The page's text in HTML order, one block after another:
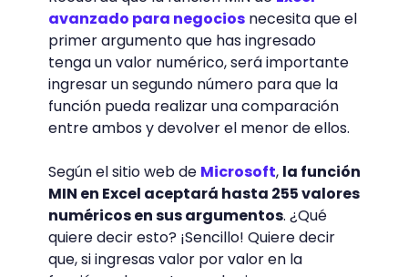
avanzado para negociosnecesita que el
primer argumento que has ingresado
tenga un valor numérico, será importante
ingresar un segundo número para que la
función pueda realizar una comparación
entre ambos y devolver el menor de ellos.
Según el sitio web de Microsoft, la función
MIN en Excel aceptará hasta 255 valores
numéricos en sus argumentos. ¿Qué
quiere decir esto? ¡Sencillo! Quiere decir
que, si ingresas valor por valor en la